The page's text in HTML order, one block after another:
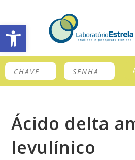
Barra de Ferramentas Aberta
Ácido delta
levulínico